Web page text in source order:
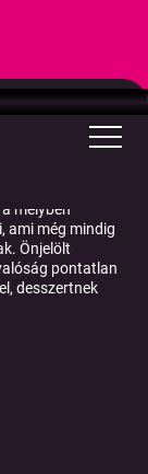
melyben
ami még mindig
Önjelölt
pontatlan
desszertnek